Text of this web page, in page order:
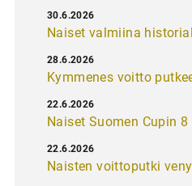
Naiset valmiina
30.6.2026
Kymmenes voitto
28.6.2026
Naiset Suomen Cupin
22.6.2026
Naisten voittoputki
22.6.2026